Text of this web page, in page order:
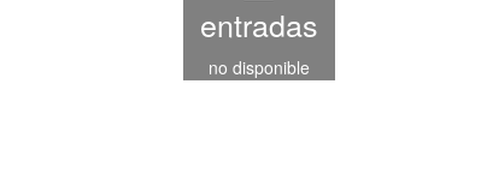
entradas
no disponible